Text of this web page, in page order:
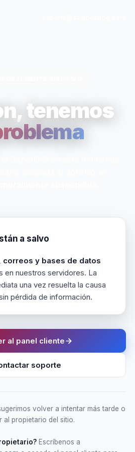
INACTIVO
tenemos
a salvo
correos y bases de datos
en nuestros servidores. La
una vez resuelta la causa
pérdida de información.
al panel cliente
soporte
volver a intentar más tarde o
al propietario del sitio.
Escríbenos a